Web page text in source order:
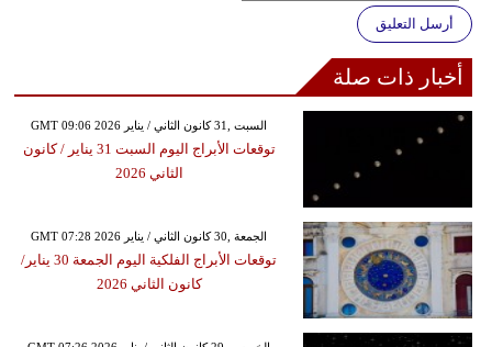
أرسل التعليق
أخبار ذات صلة
GMT 09:06 2026 السبت ,31 كانون الثاني / يناير
توقعات الأبراج​ اليوم السبت 31 يناير / كانون
الثاني 2026
GMT 07:28 2026 الجمعة ,30 كانون الثاني / يناير
توقعات الأبراج​ الفلكية اليوم الجمعة 30 يناير/
كانون الثاني 2026